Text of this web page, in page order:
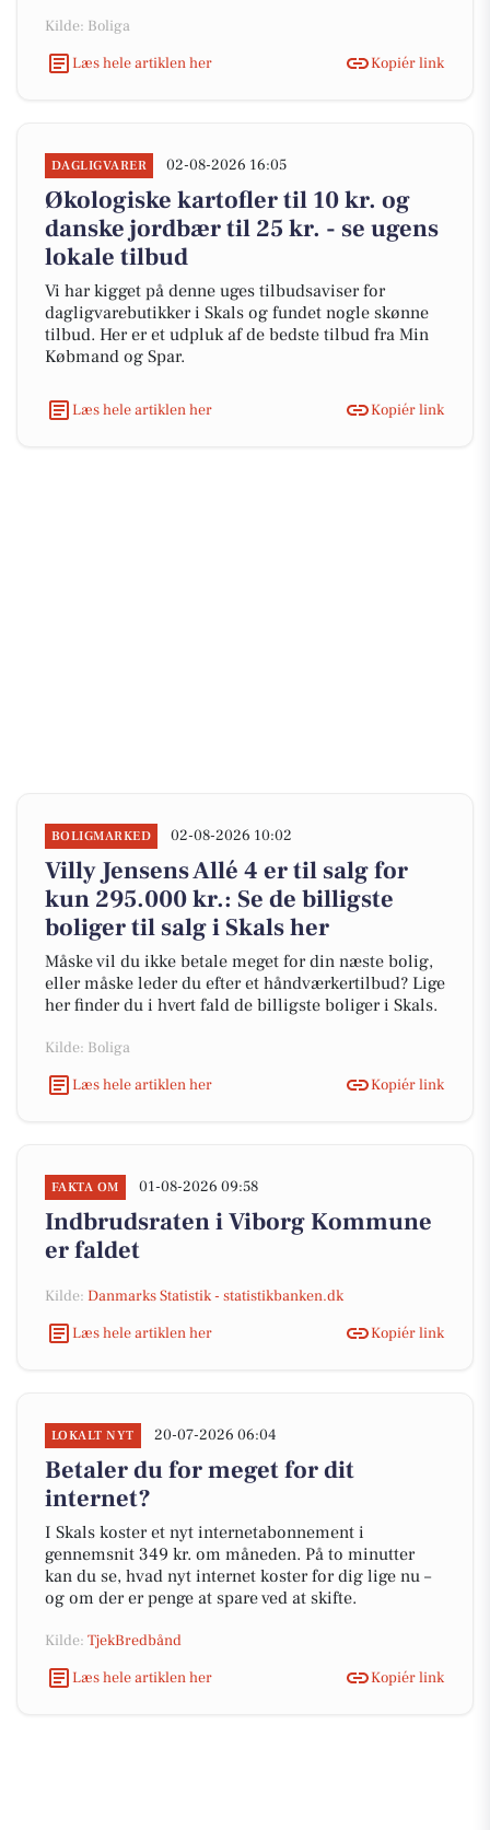
Kilde: Boliga
Læs hele artiklen her
Kopiér link
DAGLIGVARER 02-08-2026 16:05
Økologiske kartofler til 10 kr. og
danske jordbær til 25 kr. - se ugens
lokale tilbud
Vi har kigget på denne uges tilbudsaviser for
dagligvarebutikker i Skals og fundet nogle skønne
tilbud. Her er et udpluk af de bedste tilbud fra Min
Købmand og Spar.
Læs hele artiklen her Kopiér link
BOLIGMARKED 02-08-2026 10:02
Villy Jensens Allé 4 er til salg for
kun 295.000 kr.: Se de billigste
boliger til salg i Skals her
Måske vil du ikke betale meget for din næste bolig,
eller måske leder du efter et håndværkertilbud? Lige
her finder du i hvert fald de billigste boliger i Skals.
Kilde: Boliga
Læs hele artiklen her
Kopiér link
FAKTA OM 01-08-2026 09:58
Indbrudsraten i Viborg Kommune
er faldet
Kilde: Danmarks Statistik - statistikbanken.dk
Læs hele artiklen her
Kopiér link
LOKALT NYT 20-07-2026 06:04
Betaler du for meget for dit
internet?
I Skals koster et nyt internetabonnement i
gennemsnit 349 kr. om måneden. På to minutter
kan du se, hvad nyt internet koster for dig lige nu –
og om der er penge at spare ved at skifte.
Kilde: TjekBredbånd
Læs hele artiklen her
Kopiér link